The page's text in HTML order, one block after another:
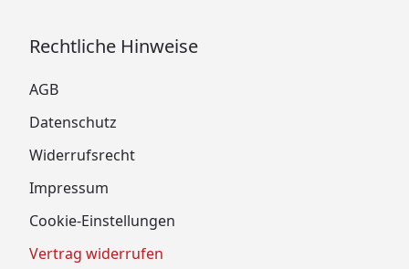
Rechtliche Hinweise
AGB
Datenschutz
Widerrufsrecht
Impressum
Cookie-Einstellungen
Vertrag widerrufen